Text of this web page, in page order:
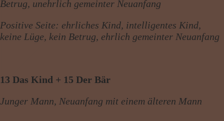
Betrug, unehrlich gemeinter Neuanfang
Positive Seite: ehrliches Kind, intelligentes Kind,
keine Lüge, kein Betrug, ehrlich gemeinter Neuanfang
13 Das Kind + 15 Der Bär
Junger Mann, Neuanfang mit einem älteren Mann